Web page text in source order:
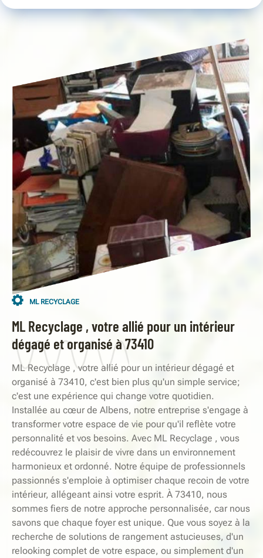
ML RECYCLAGE
ML Recyclage , votre allié pour un intérieur
dégagé et organisé à 73410
ML Recyclage , votre allié pour un intérieur dégagé et
organisé à 73410, c'est bien plus qu'un simple service;
c'est une expérience qui change votre quotidien.
Installée au cœur de Albens, notre entreprise s'engage à
transformer votre espace de vie pour qu'il reflète votre
personnalité et vos besoins. Avec ML Recyclage , vous
redécouvrez le plaisir de vivre dans un environnement
harmonieux et ordonné. Notre équipe de professionnels
passionnés s'emploie à optimiser chaque recoin de votre
intérieur, allégeant ainsi votre esprit. À 73410, nous
sommes fiers de notre approche personnalisée, car nous
savons que chaque foyer est unique. Que vous soyez à la
recherche de solutions de rangement astucieuses, d'un
relooking complet de votre espace, ou simplement d'un